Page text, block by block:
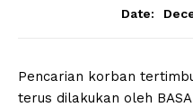
Date:
Pencarian korban
terus dilakukan oleh